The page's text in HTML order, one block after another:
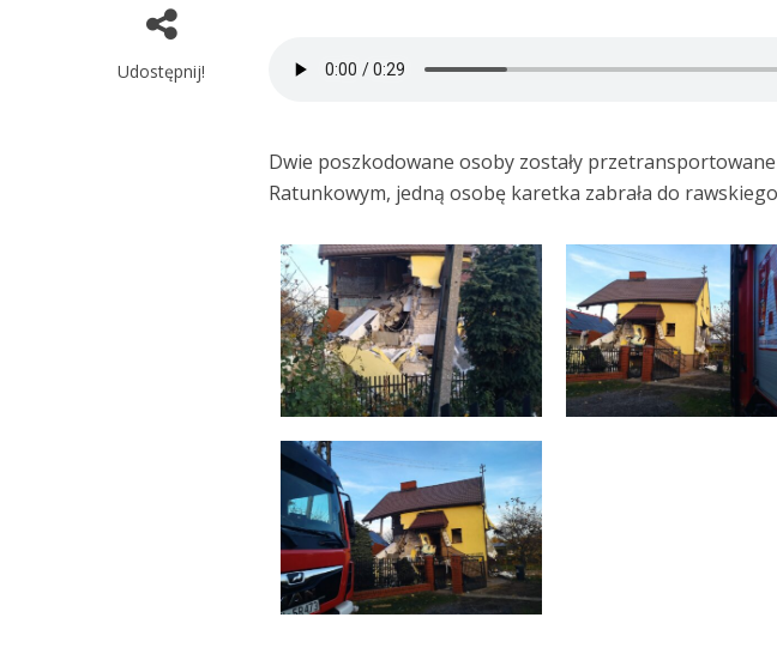
Udostępnij!
Dwie poszkodowane osoby zostały
Ratunkowym, jedną osobę karetka zabrała do